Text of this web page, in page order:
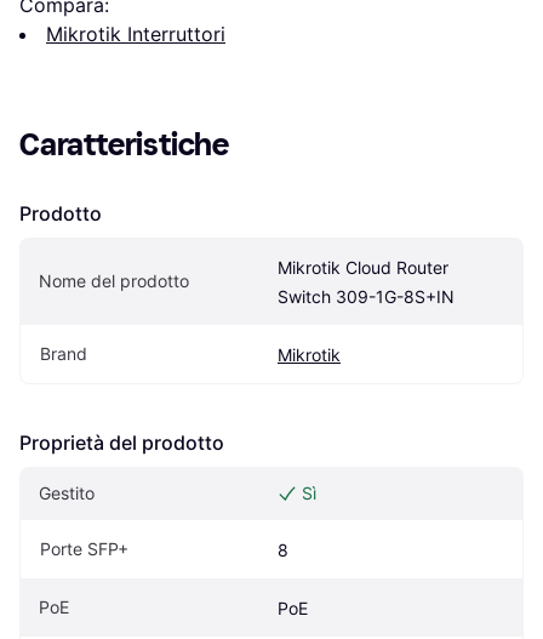
Mikrotik Interruttori
Caratteristiche
Prodotto
Nome del prodotto
Mikrotik Cloud Router
Switch 309-1G-8S+IN
Brand Mikrotik
Proprietà del prodotto
Gestito Sì
Porte SFP+ 8
PoE PoE